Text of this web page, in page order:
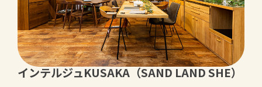
インテルジュKUSAKA（SAND LAND SHE）